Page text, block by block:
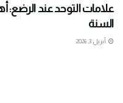
علامات التوحد عند الرضع:
السنة
أبريل 3, 2026